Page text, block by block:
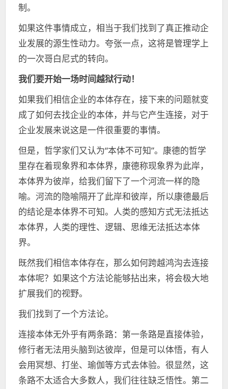
制。
如果这件事情成立，相当于我们找到了真正推动企
业发展的源生性动力。夸张一点，这将是管理学上
的一次哥白尼式的转向。
我们要开始一场时间越狱行动！
如果我们相信企业的本体存在，接下来的问题就变
成了如何去找企业的本体，并与它产生连接，对于
企业发展来说这是一件很重要的事情。
但是，哲学家们又认为“本体不可知”。康德的哲学
里存在着现象界和本体界，康德称现象界为此岸，
本体界为彼岸，给我们留下了一个河流一样的隐
喻。河流的隐喻隔开了此岸和彼岸，所以康德最后
的结论是本体界不可知。人类的感知方式无法抵达
本体界，人类的理性、逻辑、思维无法抵达本体
界。
既然我们相信本体存在，那么如何跨越鸿沟去连接
本体呢？如果这个方法论能够拈出来，将会极大地
扩展我们的视野。
我们找到了一个方法论。
连接本体无外乎有两条路：第一条路是直接体验，
修行者无法用头脑到达彼岸，但是可以体悟，有人
会用冥想、打坐、瑜伽等方式去体验。很显然，这
条路不太适合大多数人，我们往往缺乏悟性。第二